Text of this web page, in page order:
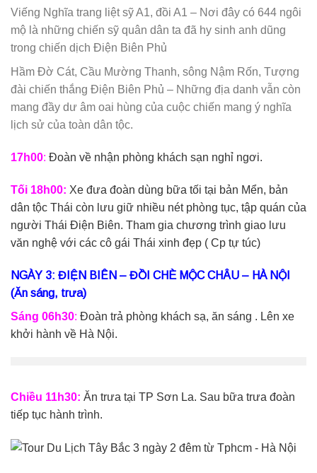
Viếng Nghĩa trang liệt sỹ A1, đồi A1 – Nơi đây có 644 ngôi
mộ là những chiến sỹ quân dân ta đã hy sinh anh dũng
trong chiến dịch Điện Biên Phủ
Hầm Đờ Cát, Cầu Mường Thanh, sông Nậm Rốn, Tượng
đài chiến thắng Điện Biên Phủ – Những địa danh vẫn còn
mang đầy dư âm oai hùng của cuộc chiến mang ý nghĩa
lịch sử của toàn dân tộc.
17h00: Đoàn về nhận phòng khách sạn nghỉ ngơi.
Tối 18h00: Xe đưa đoàn dùng bữa tối tại bản Mển, bản
dân tộc Thái còn lưu giữ nhiều nét phòng tục, tập quán của
người Thái Điện Biên. Tham gia chương trình giao lưu
văn nghệ với các cô gái Thái xinh đẹp ( Cp tự túc)
NGÀY 3: ĐIỆN BIÊN – ĐỒI CHÈ MỘC CHÂU – HÀ NỘI
(Ăn sáng, trưa)
Sáng 06h30: Đoàn trả phòng khách sạ, ăn sáng . Lên xe
khởi hành về Hà Nội.
Chiều 11h30: Ăn trưa tại TP Sơn La. Sau bữa trưa đoàn
tiếp tục hành trình.